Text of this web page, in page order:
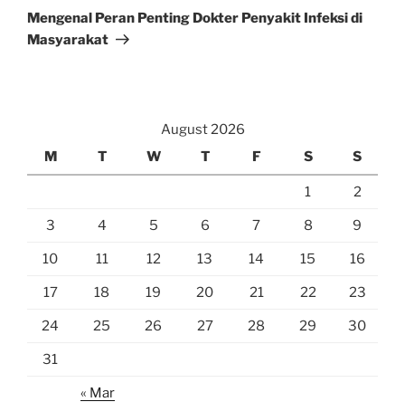
Post
Mengenal Peran Penting Dokter Penyakit Infeksi di
Masyarakat
August 2026
M
T W T F S S
1 2
3 4 5 6 7 8 9
10 11 12 13 14 15 16
17 18 19 20 21 22 23
24 25 26 27 28 29 30
31
« Mar